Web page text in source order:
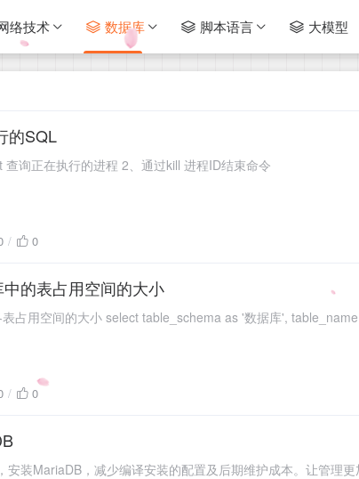
络技术 数据库 脚本语言 大模型
的SQL
询正在执行的进程 2、通过kill 进程ID结束命令
0
的表占用空间的大小
占用空间的大小 select table_schema as '数据库',
0
安装MariaDB，减少编译安装的配置及后期维护成本。让管理